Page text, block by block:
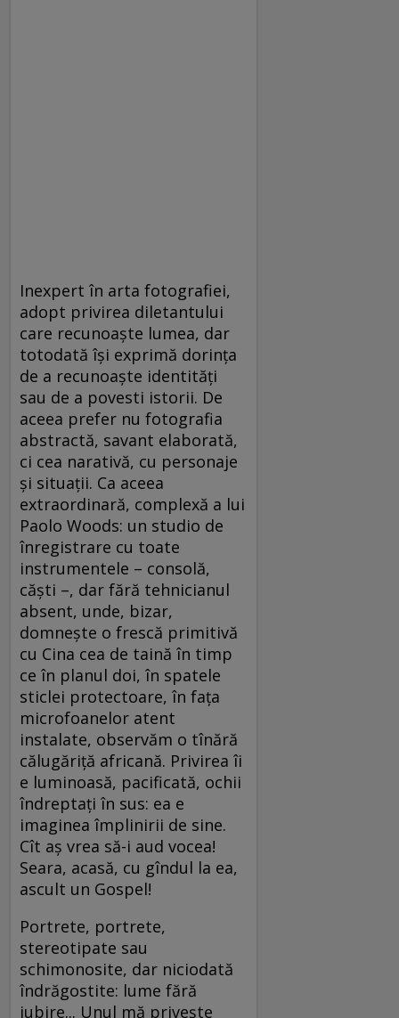
Inexpert în arta fotografiei,
adopt privirea diletantului
care recunoaşte lumea, dar
totodată îşi exprimă dorinţa
de a recunoaşte identităţi
sau de a povesti istorii. De
aceea prefer nu fotografia
abstractă, savant elaborată,
ci cea narativă, cu personaje
şi situaţii. Ca aceea
extraordinară, complexă a lui
Paolo Woods: un studio de
înregistrare cu toate
instrumentele – consolă,
căşti –, dar fără tehnicianul
absent, unde, bizar,
domneşte o frescă primitivă
cu Cina cea de taină în timp
ce în planul doi, în spatele
sticlei protectoare, în faţa
microfoanelor atent
instalate, observăm o tînără
călugăriţă africană. Privirea îi
e luminoasă, pacificată, ochii
îndreptaţi în sus: ea e
imaginea împlinirii de sine.
Cît aş vrea să-i aud vocea!
Seara, acasă, cu gîndul la ea,
ascult un Gospel!
Portrete, portrete,
stereotipate sau
schimonosite, dar niciodată
îndrăgostite: lume fără
iubire... Unul mă priveşte